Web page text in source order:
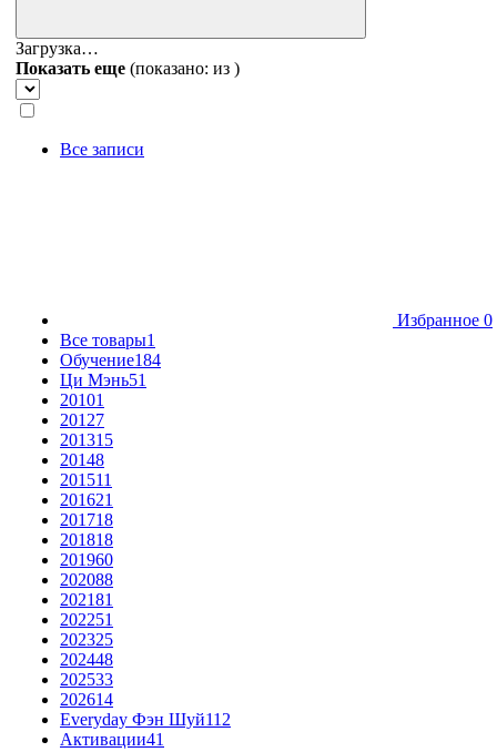
Загрузка…
Показать еще (показано: из )
Все записи
Избранное 0
Все товары1
Обучение184
Ци Мэнь51
20101
20127
201315
20148
201511
201621
201718
201818
201960
202088
202181
202251
202325
202448
202533
202614
Everyday Фэн Шуй112
Активации41